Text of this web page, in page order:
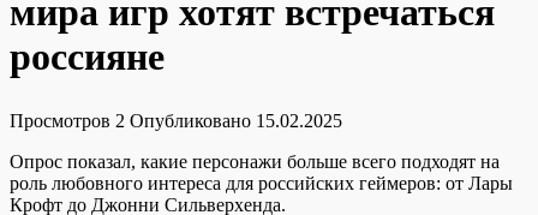
мира игр хотят встречаться
россияне
Просмотров 2 Опубликовано 15.02.2025
Опрос показал, какие персонажи больше всего подходят на
роль любовного интереса для российских геймеров: от Лары
Крофт до Джонни Сильверхенда.